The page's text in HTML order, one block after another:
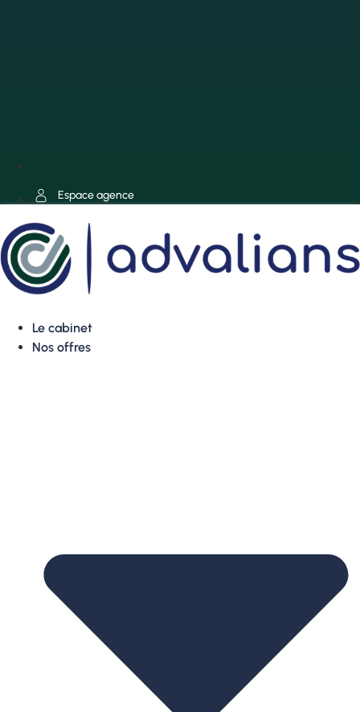
Espace agence
Le cabinet
Nos offres